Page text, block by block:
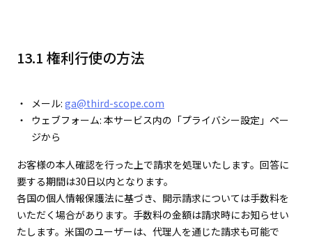
13.1 権利行使の方法
メール: ga@third-scope.com
ウェブフォーム: 本サービス内の「プライバシー設定」ペー
ジから
お客様の本人確認を行った上で請求を処理いたします。回答に
要する期間は30日以内となります。
各国の個人情報保護法に基づき、開示請求については手数料を
いただく場合があります。手数料の金額は請求時にお知らせい
たします。米国のユーザーは、代理人を通じた請求も可能で